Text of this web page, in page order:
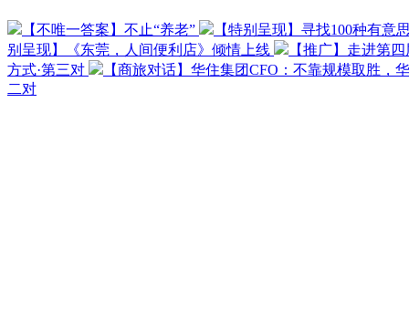
【不唯一答案】不止“养老”
【特别呈现】寻找100种有意
别呈现】《东莞，人间便利店》倾情上线
【推广】走进第
方式·第三对
【商旅对话】华住集团CFO：不靠规模取胜，
二对